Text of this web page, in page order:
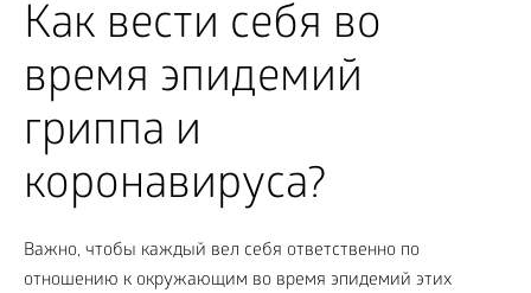
Как вести себя во
время эпидемий
гриппа и
коронавируса?
Важно, чтобы каждый вел себя ответственно по
отношению к окружающим во время эпидемий этих